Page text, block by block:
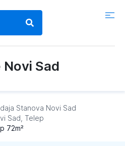
Sad
Stanova Novi Sad
Sad, Telep
72m²